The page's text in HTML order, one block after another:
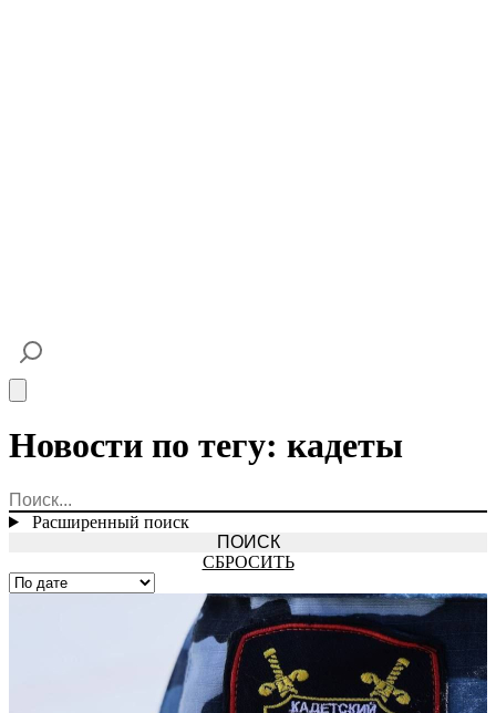
Новости по тегу: кадеты
Расширенный поиск
СБРОСИТЬ